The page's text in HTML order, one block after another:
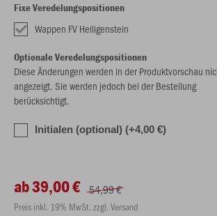
Fixe Veredelungspositionen
Wappen FV Heiligenstein
Optionale Veredelungspositionen
Diese Änderungen werden in der Produktvorschau
angezeigt. Sie werden jedoch bei der Bestellung
berücksichtigt.
Initialen (optional) (+4,00 €)
ab 39,00 € 54,99 €
Preis inkl. 19% MwSt. zzgl. Versand